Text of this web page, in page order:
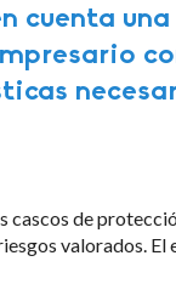
cuenta
de
valorados.